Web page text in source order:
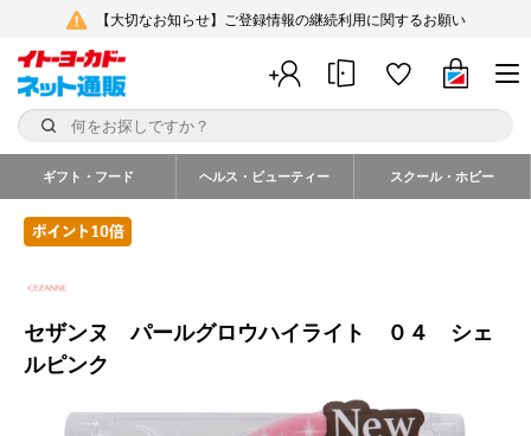
【大切なお知らせ】ご登録情報の継続利用に関するお願い
ギフト・フード ヘルス・ビューティー スクール・ホビー
セザンヌ パールグロウハイライト ０４ シェ
ルピンク